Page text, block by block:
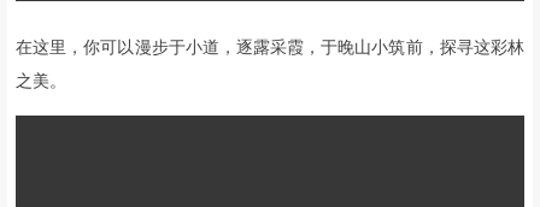
在这里，你可以漫步于小道，逐露采霞，于晚山小筑前，探寻这彩林
之美。